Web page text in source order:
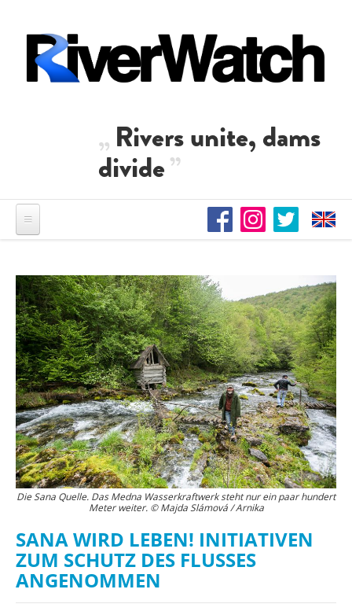
Rivers unite, dams
divide
Die Sana Quelle. Das Medna Wasserkraftwerk steht nur ein paar hundert
Meter weiter. © Majda Slámová / Arnika
SANA WIRD LEBEN! INITIATIVEN
ZUM SCHUTZ DES FLUSSES
ANGENOMMEN